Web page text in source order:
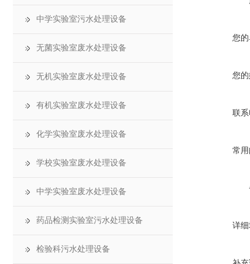
您的
您的
联系
常用
详细
中学实验室污水处理设备
无菌实验室废水处理设备
无机实验室废水处理设备
有机实验室废水处理设备
化学实验室废水处理设备
学校实验室废水处理设备
中学实验室废水处理设备
药品检测实验室污水处理设备
检验科污水处理设备